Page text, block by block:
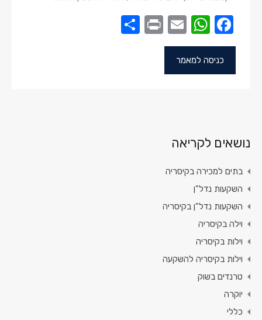
Facebook
WhatsApp
Email
Print
כניסה למאמר
נושאים לקריאה
בתים למכירה בקיסריה
השקעות נדל"ן
השקעות נדל"ן בקיסריה
וילה בקיסריה
וילות בקיסריה
וילות בקיסריה להשקעה
טרנדים בשוק
יוקרה
כללי